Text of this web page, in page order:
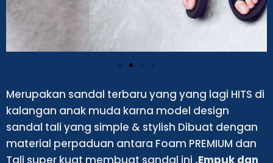
Merupakan sandal terbaru yang yang lagi HITS di
kalangan anak muda karna model design
sandal tali yang simple & stylish Dibuat dengan
material perpaduan antara Foam PREMIUM dan
Tali super kuat membuat sandal ini ,Empuk dan